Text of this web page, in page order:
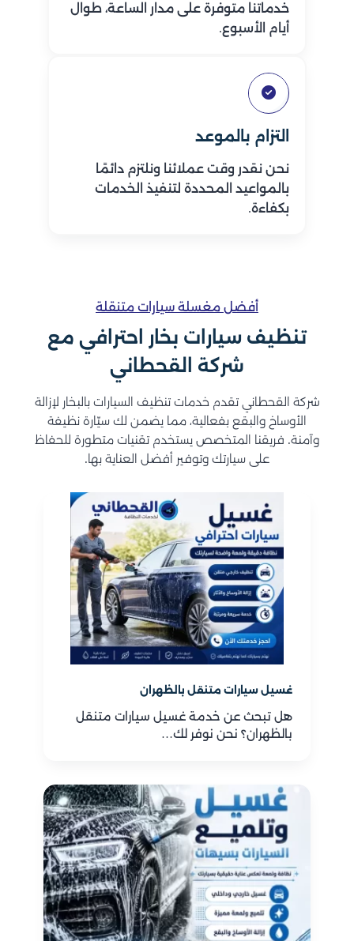
خدماتنا متوفرة على مدار الساعة، طوال
أيام الأسبوع.
التزام بالموعد
نحن نقدر وقت عملائنا ونلتزم دائمًا
بالمواعيد المحددة لتنفيذ الخدمات
بكفاءة.
أفضل مغسلة سيارات متنقلة
تنظيف سيارات بخار احترافي مع
شركة القحطاني
شركة القحطاني تقدم خدمات تنظيف السيارات بالبخار لإزالة
الأوساخ والبقع بفعالية، مما يضمن لك سيّارة نظيفة
وآمنة. فريقنا المتخصص يستخدم تقنيات متطورة للحفاظ
على سيارتك وتوفير أفضل العناية بها.
غسيل سيارات متنقل بالظهران
هل تبحث عن خدمة غسيل سيارات متنقل
بالظهران؟ نحن نوفر لك…